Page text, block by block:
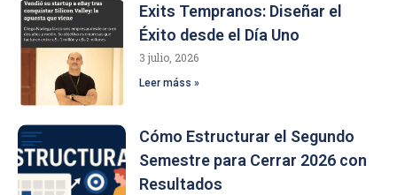
Exits Tempranos: Diseñar el
Éxito desde el Día Uno
3 julio, 2026
Leer máss »
Cómo Estructurar el Segundo
Semestre para Cerrar 2026 con
Resultados